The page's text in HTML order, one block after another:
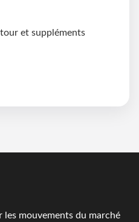
et suppléments
les mouvements du marché